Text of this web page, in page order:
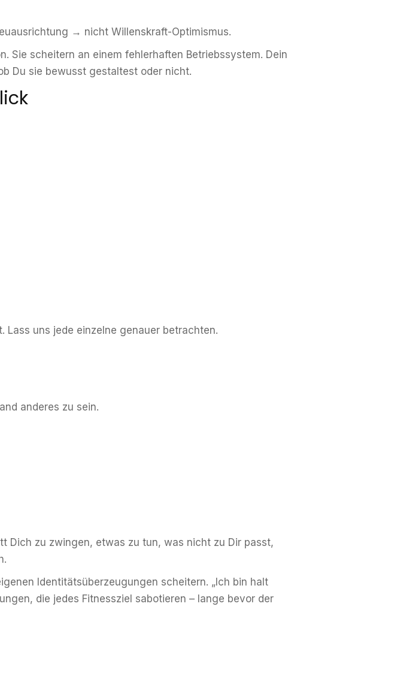
→ nicht Willenskraft-Optimismus.
Sie scheitern an einem fehlerhaften Betriebssystem. Dein
Du sie bewusst gestaltest oder nicht.
Lass uns jede einzelne genauer betrachten.
anderes zu sein.
Dich zu zwingen, etwas zu tun, was nicht zu Dir passt,
Identitätsüberzeugungen scheitern. „Ich bin halt
die jedes Fitnessziel sabotieren – lange bevor der